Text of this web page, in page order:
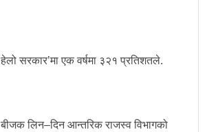
हेलो सरकार’मा एक वर्षमा ३२१ प्रतिशतले.
बीजक लिन–दिन आन्तरिक राजस्व विभागको